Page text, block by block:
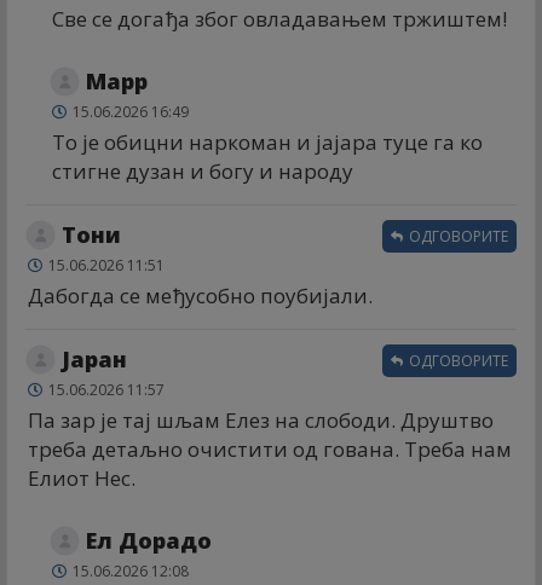
Све се догађа због овладавањем тржиштем!
Марр
15.06.2026 16:49
То је обицни наркоман и јајара туце га ко
стигне дузан и богу и народу
Тони
15.06.2026 11:51
Дабогда се међусобно поубијали.
ОДГОВОРИТЕ
Јаран
15.06.2026 11:57
Па зар је тај шљам Елез на слободи. Друштво
треба детаљно очистити од гована. Треба нам
Елиот Нес.
ОДГОВОРИТЕ
Ел Дорадо
15.06.2026 12:08